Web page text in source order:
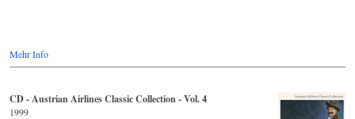
Mehr Info
CD - Austrian Airlines Classic Collection - Vol. 4
1999